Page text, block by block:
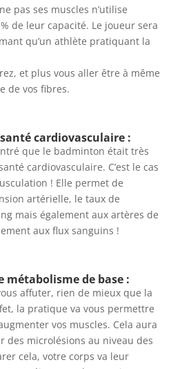
pas ses muscles n’utilise
de leur capacité. Le joueur sera
qu’un athlète pratiquant la
et plus vous aller être à même
de vos fibres.
cardiovasculaire :
que le badminton était très
cardiovasculaire. C’est le cas
! Elle permet de
artérielle, le taux de
mais également aux artères de
aux flux sanguins !
métabolisme de base :
affuter, rien de mieux que la
la pratique va vous permettre
vos muscles. Cela aura
des microlésions au niveau des
cela, votre corps va leur